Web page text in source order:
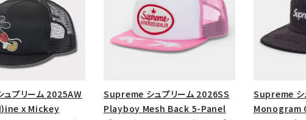
プリーム 2025AW
x Mickey
Supreme シュプリーム 2026SS
Playboy Mesh Back 5-Panel
Supreme シ
Monogram